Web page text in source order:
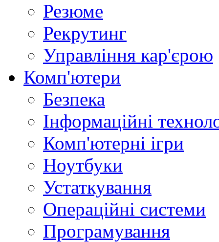
Резюме
Рекрутинг
Управління кар'єрою
Комп'ютери
Безпека
Інформаційні
Комп'ютерні ігри
Ноутбуки
Устаткування
Операційні системи
Програмування